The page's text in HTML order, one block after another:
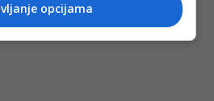
opcijama